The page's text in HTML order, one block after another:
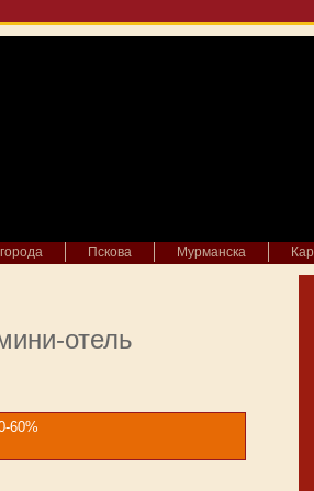
Пскова Мурманска
отель